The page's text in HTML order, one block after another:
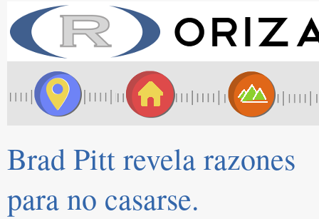
Brad Pitt revela razones
para no casarse.